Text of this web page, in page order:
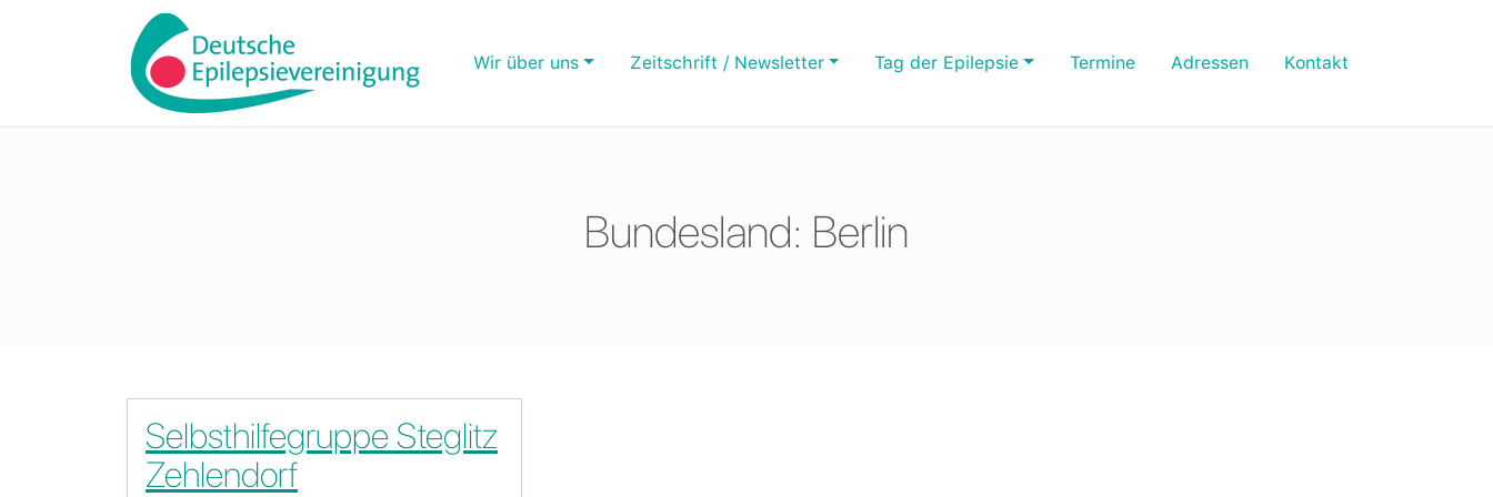
Wir über uns Zeitschrift / Newsletter Tag der Epilepsie Termine Adressen Kontakt
Bundesland: Berlin
Selbsthilfegruppe Steglitz
Zehlendorf